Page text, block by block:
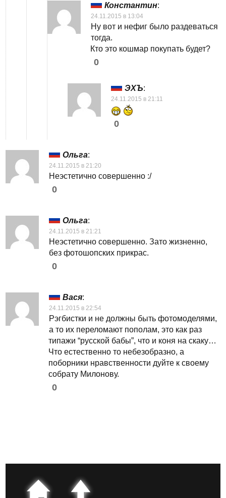
Константин:
24.11.2015 в 13:04
Ну вот и нефиг было раздеваться
тогда.
Кто это кошмар покупать будет?
0
ЭХЪ:
24.11.2015 в 21:11
0
Ольга:
24.11.2015 в 21:20
Неэстетично совершенно :/
0
Ольга:
24.11.2015 в 21:21
Неэстетично совершенно. Зато жизненно,
без фотошопских прикрас.
0
Вася:
24.11.2015 в 22:54
Рэгбистки и не должны быть фотомоделями,
а то их переломают пополам, это как раз
типажи “русской бабы”, что и коня на скаку…
Что естественно то небезобразно, а
поборники нравственности дуйте к своему
собрату Милонову.
0